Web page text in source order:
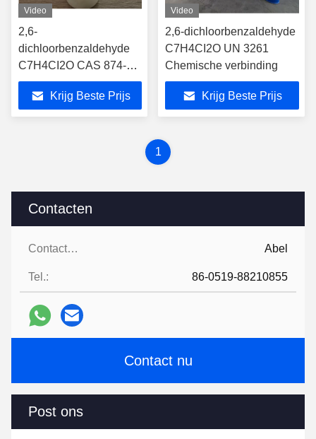
Contacten
Contacten: Abel
Tel.: 86-0519-88210855
Contact nu
Post ons
Video
2,6-
dichloorbenzaldehyde
C7H4CI2O CAS 874-
42-0
Krijg Beste Prijs
Video
2,6-dichloorbenzaldehyde
C7H4CI2O UN 3261
Chemische verbinding
Krijg Beste Prijs
1